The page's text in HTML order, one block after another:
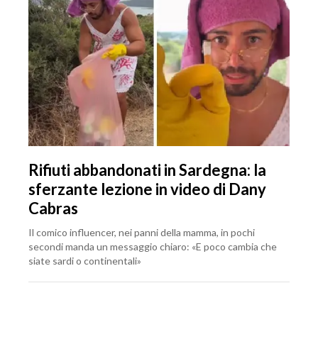
Rifiuti abbandonati in Sardegna: la
sferzante lezione in video di Dany
Cabras
Il comico influencer, nei panni della mamma, in pochi
secondi manda un messaggio chiaro: «E poco cambia che
siate sardi o continentali»